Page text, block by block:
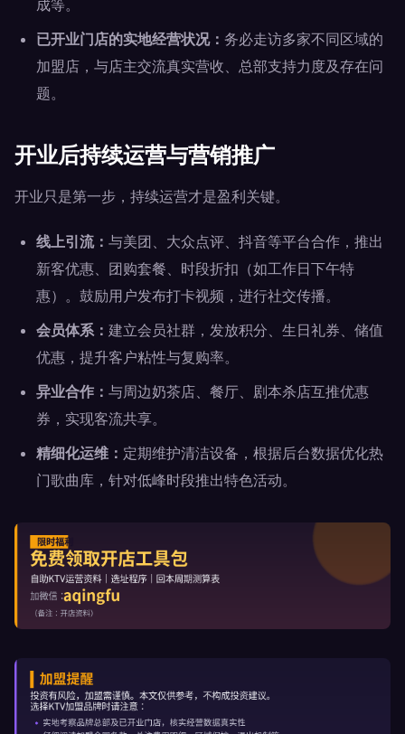
成等。
已开业门店的实地经营状况： 务必走访多家不同区域的
加盟店，与店主交流真实营收、总部支持力度及存在问
题。
开业后持续运营与营销推广
开业只是第一步，持续运营才是盈利关键。
线上引流： 与美团、大众点评、抖音等平台合作，推出
新客优惠、团购套餐、时段折扣（如工作日下午特
惠）。鼓励用户发布打卡视频，进行社交传播。
会员体系： 建立会员社群，发放积分、生日礼券、储值
优惠，提升客户粘性与复购率。
异业合作： 与周边奶茶店、餐厅、剧本杀店互推优惠
券，实现客流共享。
精细化运维： 定期维护清洁设备，根据后台数据优化热
门歌曲库，针对低峰时段推出特色活动。